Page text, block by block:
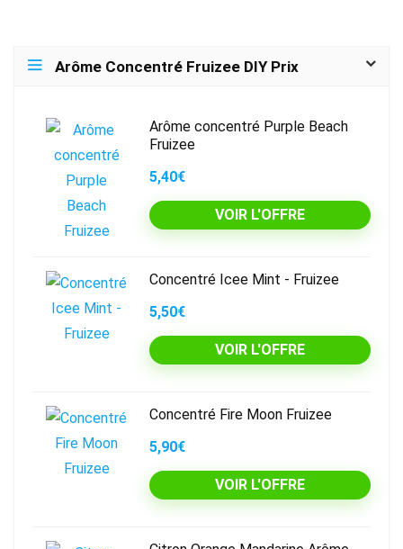
Arôme Concentré Fruizee DIY Prix
Arôme concentré Purple Beach
Fruizee
5,40€
VOIR L'OFFRE
Concentré Icee Mint - Fruizee
5,50€
VOIR L'OFFRE
Concentré Fire Moon Fruizee
5,90€
VOIR L'OFFRE